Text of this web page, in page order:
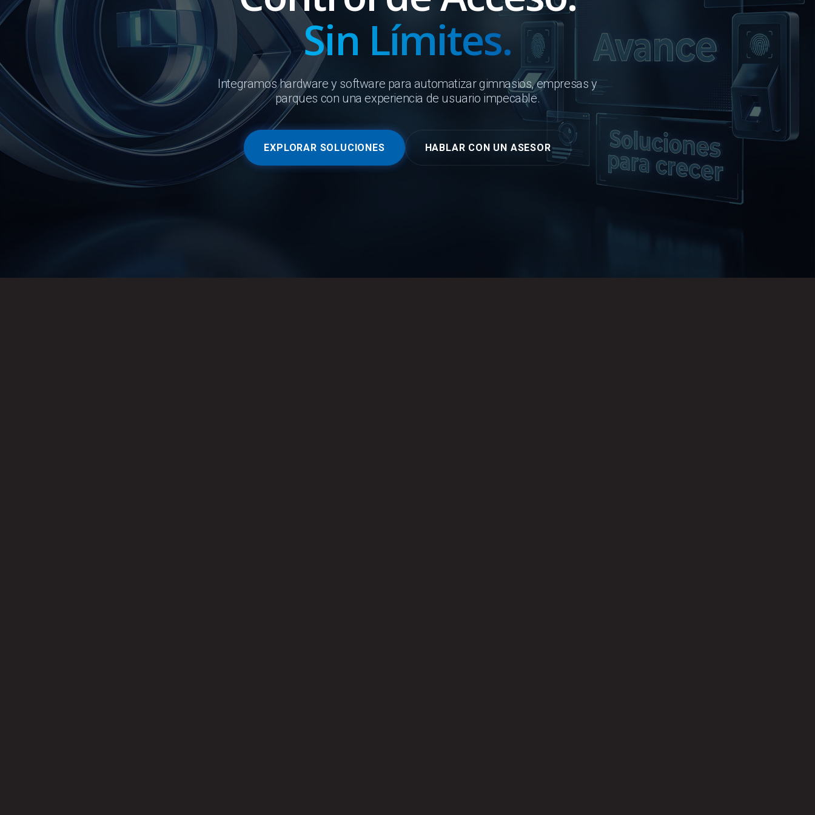
Sin Límites.
Integramos hardware y software para automatizar gimnasios, empresas y
parques con una experiencia de usuario impecable.
EXPLORAR SOLUCIONES HABLAR CON UN ASESOR